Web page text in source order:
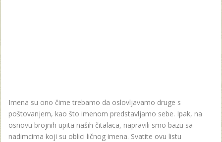
Imena su ono čime trebamo da oslovljavamo druge s
poštovanjem, kao što imenom predstavljamo sebe. Ipak, na
osnovu brojnih upita naših čitalaca, napravili smo bazu sa
nadimcima koji su oblici ličnog imena. Svatite ovu listu